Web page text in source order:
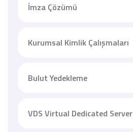
İmza Çözümü
Kurumsal Kimlik Çalışmaları
Bulut Yedekleme
VDS Virtual Dedicated Server